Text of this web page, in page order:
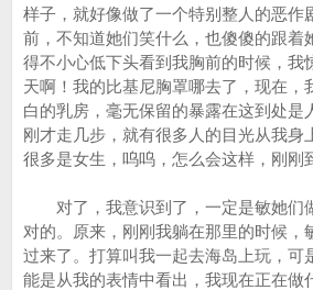
样子，就好像做了一个特别整人的恶作
前，不知道她们笑什么，也傻傻的跟着
得不小心低下头看到我胸前的时候，我
天啊！我的比基尼胸罩哪去了，现在，
白的乳房，毫无保留的暴露在这到处是
刚才走几步，就有很多人的目光从我身
很多是女生，呜呜，怎么会这样，刚刚
对了，我意识到了，一定是敏她们
对的。原来，刚刚我躺在那里的时候，
过来了。打算叫我一起去海岛上玩，可
能是从我的表情中看出，我现在正在做